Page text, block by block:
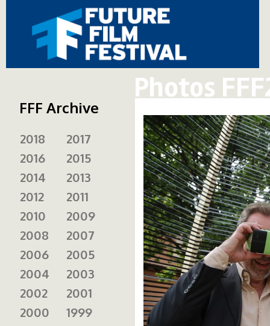
Photos
FFF Archive
2018
2017
2016
2015
2014
2013
2012
2011
2010
2009
2008
2007
2006
2005
2004
2003
2002
2001
2000
1999